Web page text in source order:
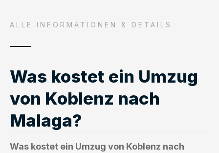
ALLE INFORMATIONEN & DETAILS
Was kostet ein Umzug
von Koblenz nach
Malaga?
Was kostet ein Umzug von Koblenz nach